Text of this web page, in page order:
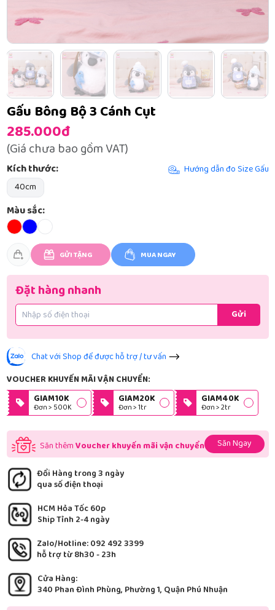
Gấu Bông Bộ 3 Cánh Cụt
285.000đ
(Giá chưa bao gồm VAT)
Kích thước:
Hướng dẫn đo Size Gấu
40cm
Màu sắc:
GỬI TẶNG MUA NGAY
Đặt hàng nhanh
Gửi
Chat với Shop để được hỗ trợ / tư vấn
VOUCHER KHUYẾN MÃI VẬN CHUYỂN:
GIAM10K
Đơn > 500K
GIAM20K
Đơn > 1tr
GIAM40K
Đơn > 2tr
Săn thêmVoucher khuyến mãi vận chuyển Săn Ngay
Đổi Hàng trong 3 ngày
qua số điện thoại
HCM Hỏa Tốc 60p
Ship Tỉnh 2-4 ngày
Zalo/Hotline: 092 492 3399
hỗ trợ từ 8h30 - 23h
Cửa Hàng:
340 Phan Đình Phùng, Phường 1, Quận Phú Nhuận